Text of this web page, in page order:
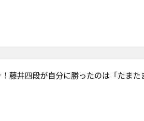
藤井四段が自分に勝ったのは「たまた